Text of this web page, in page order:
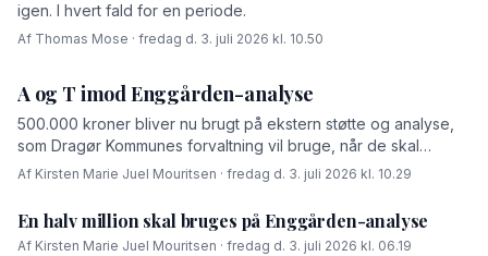
igen. I hvert fald for en periode.
Af Thomas Mose · fredag d. 3. juli 2026 kl. 10.50
A og T imod Enggården-analyse
500.000 kroner bliver nu brugt på ekstern støtte og analyse,
som Dragør Kommunes forvaltning vil bruge, når de skal
forhandle med OK-fonden om en driftsoverenskomst for
Af Kirsten Marie Juel Mouritsen · fredag d. 3. juli 2026 kl. 10.29
En halv million skal bruges på Enggården-analyse
Af Kirsten Marie Juel Mouritsen · fredag d. 3. juli 2026 kl. 06.19